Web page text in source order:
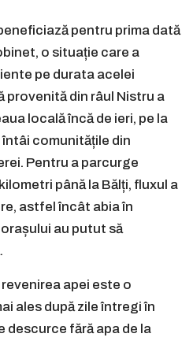
pentru prima dată
o situație care a
pe durata acelei
provenită din râul Nistru a
locală încă de ieri, pe la
întâi comunitățile din
Pentru a parcurge
până la Bălți, fluxul a
astfel încât abia în
au putut să
apei este o
ales după zile întregi în
descurce fără apa de la